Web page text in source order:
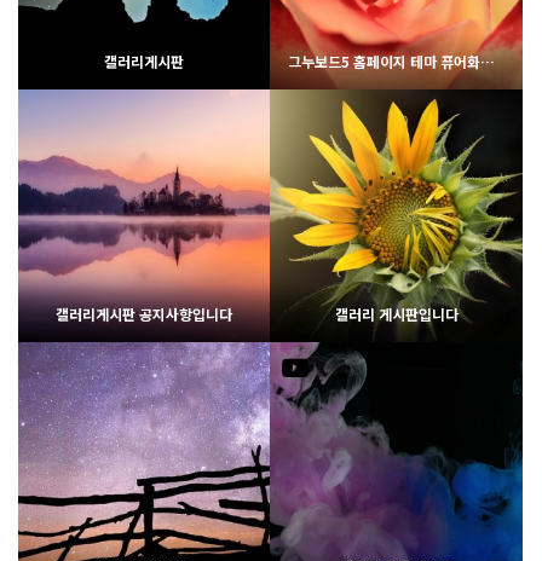
1947
02-07
웹사이팅
갤러리게시판
1988
02-07
웹사이팅
그누보드5 홈페이지 테마 퓨어화이트
2022
02-06
웹사이팅
갤러리게시판 공지사항입니다
1966
02-07
웹사이팅
갤러리 게시판입니다